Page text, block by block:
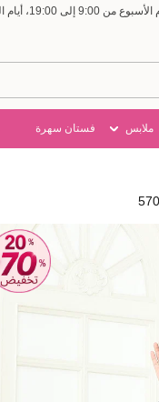
ملابس فستان سهرة